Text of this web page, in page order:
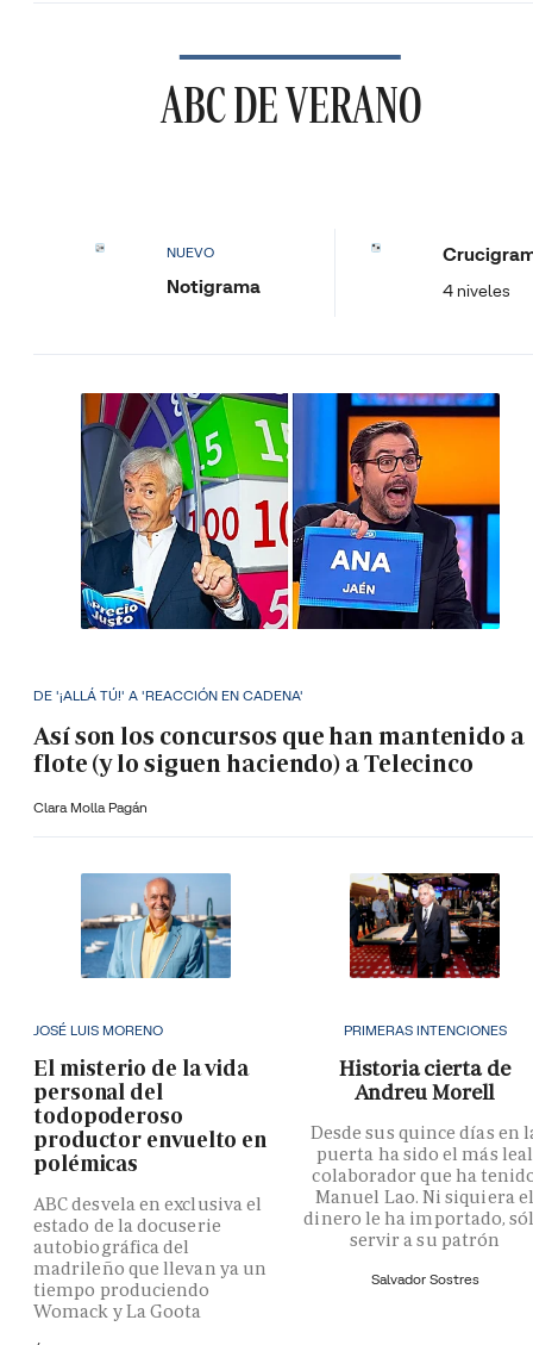
ABC DE VERANO
NUEVO
Notigrama 4 niveles
DE '¡ALLÁ TÚ!' A 'REACCIÓN EN CADENA'
Así son los concursos que han mantenido a
flote (y lo siguen haciendo) a Telecinco
Clara Molla Pagán
JOSÉ LUIS MORENO
El misterio de la vida
personal del
todopoderoso
productor envuelto en
polémicas
ABC desvela en exclusiva el
estado de la docuserie
autobiográfica del
madrileño que llevan ya un
tiempo produciendo
Womack y La Goota
PRIMERAS INTENCIONES
Historia cierta de
Andreu Morell
Desde sus quince días en
puerta ha sido el más leal
colaborador que ha
Manuel Lao. Ni siquiera
dinero le ha importado,
servir a su patrón
Salvador Sostres